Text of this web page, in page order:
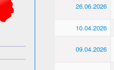
26.06.2026
10.04.2026
09.04.2026